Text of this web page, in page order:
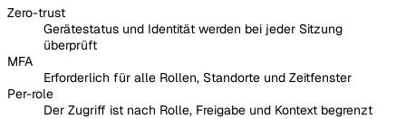
Zero-trust
Gerätestatus und Identität werden bei jeder Sitzung
überprüft
MFA
Erforderlich für alle Rollen, Standorte und Zeitfenster
Per-role
Der Zugriff ist nach Rolle, Freigabe und Kontext begrenzt